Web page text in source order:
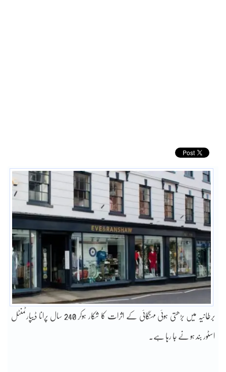
برطانیہ میں بڑھتی ہوئی مہنگائی کے اثرات کا شکار ہوکر 240 سال پرانا ڈیپارٹمنٹل
اسٹور بند ہو نے جا رہا ہے۔